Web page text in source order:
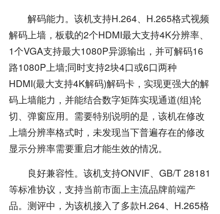
解码能力。该机支持H.264、H.265格式视频
解码上墙，板载的2个HDMI最大支持4K分辨率、
1个VGA支持最大1080P异源输出，并可解码16
路1080P上墙;同时支持2块4口或6口两种
HDMI(最大支持4K解码)解码卡，实现更强大的解
码上墙能力，并能结合数字矩阵实现通道(组)轮
切、弹窗应用。需要特别说明的是，该机在修改
上墙分辨率格式时，未发现当下普遍存在的修改
显示分辨率需要重启才能生效的情况。
良好兼容性。该机支持ONVIF、GB/T 28181
等标准协议，支持当前市面上主流品牌前端产
品。测评中，为该机接入了多款H.264、H.265格